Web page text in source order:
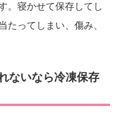
。寝かせて保存してし
たってしまい、傷み、
ないなら冷凍保存